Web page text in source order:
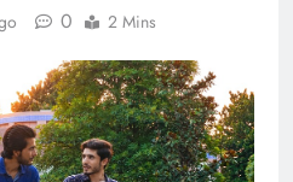
0 2 Mins